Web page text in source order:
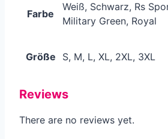
Farbe
Weiß, Schwarz, Rs
Military Green, Royal
Größe S, M, L, XL, 2XL, 3XL
Reviews
There are no reviews yet.